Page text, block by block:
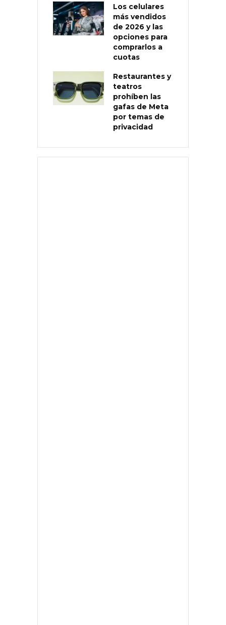
Los celulares
más vendidos
de 2026 y las
opciones para
comprarlos a
cuotas
Restaurantes y
teatros
prohíben las
gafas de Meta
por temas de
privacidad